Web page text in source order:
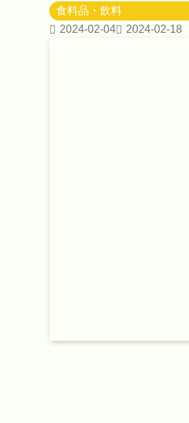
食料品・飲料
2024-02-04
2024-02-18